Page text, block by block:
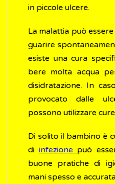
in piccole ulcere.
La malattia può
guarire
esiste una cura
bere molta acqua
disidratazione. In
provocato dalle
possono utilizzare
Di solito il bambino è
di infezione può
buone pratiche di
mani spesso e